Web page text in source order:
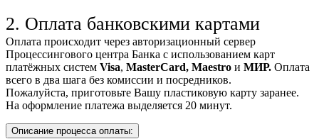
2. Оплата банковскими картами
Оплата происходит через авторизационный сервер
Процессингового центра Банка с использованием карт
платёжных систем Visa, MasterCard, Maestro и МИР. Оплата
всего в два шага без комиссии и посредников.
Пожалуйста, приготовьте Вашу пластиковую карту заранее.
На оформление платежа выделяется 20 минут.
Описание процесса оплаты: